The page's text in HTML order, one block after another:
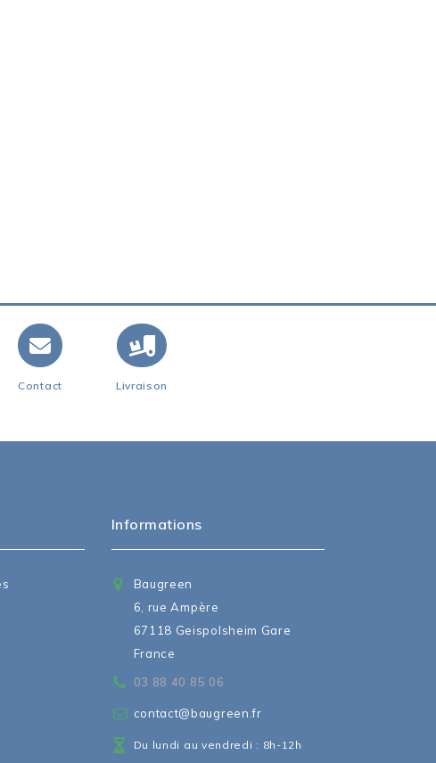
Contact Livraison
Informations
Baugreen
6, rue Ampère
67118 Geispolsheim Gare
France
03 88 40 85 06
contact@baugreen.fr
Du lundi au vendredi : 8h-12h